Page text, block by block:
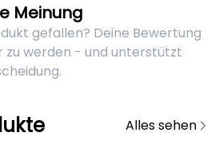
Meinung
gefallen? Deine Bewertung
zu werden - und unterstützt
Alles sehen